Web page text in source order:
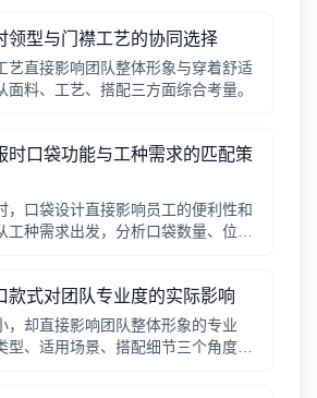
领型与门襟工艺的协同选择
艺直接影响团队整体形象与穿着舒适
面料、工艺、搭配三方面综合考量。
时口袋功能与工种需求的匹配策
，口袋设计直接影响员工的便利性和
工种需求出发，分析口袋数量、位
款式对团队专业度的实际影响
，却直接影响团队整体形象的专业
型、适用场景、搭配细节三个角度，